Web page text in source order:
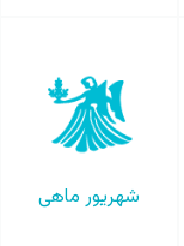
شهریور ماهی